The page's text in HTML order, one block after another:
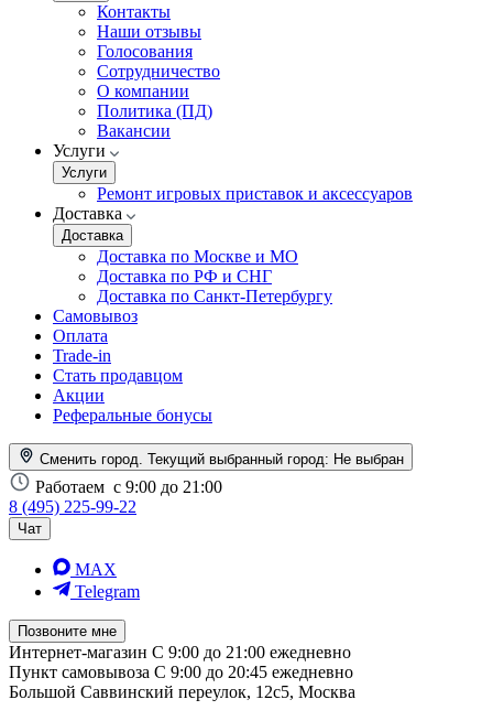
Контакты
Наши отзывы
Голосования
Сотрудничество
О компании
Политика (ПД)
Вакансии
Услуги
Услуги
Ремонт игровых приставок и аксессуаров
Доставка
Доставка
Доставка по Москве и МО
Доставка по РФ и СНГ
Доставка по Санкт-Петербургу
Самовывоз
Оплата
Trade-in
Стать продавцом
Акции
Реферальные бонусы
Сменить город. Текущий выбранный город: Не выбран
Работаем с 9:00 до 21:00
8 (495) 225-99-22
Чат
MAX
Telegram
Позвоните мне
Интернет-магазин С 9:00 до 21:00 ежедневно
Пункт самовывоза С 9:00 до 20:45 ежедневно
Большой Саввинский переулок, 12с5, Москва